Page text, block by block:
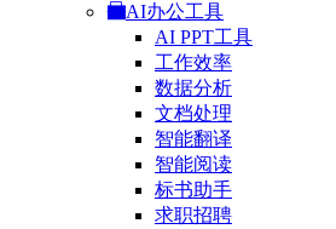
AI办公工具
AI PPT工具
工作效率
数据分析
文档处理
智能翻译
智能阅读
标书助手
求职招聘